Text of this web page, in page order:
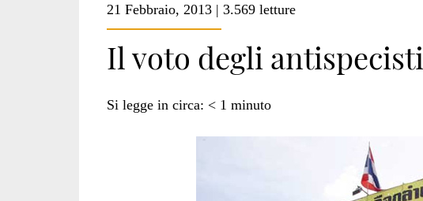
<span>antispecismo
21 Febbraio, 2013 | 3.569 letture
Il voto degli antispecisti
Si legge in circa: < 1 minuto